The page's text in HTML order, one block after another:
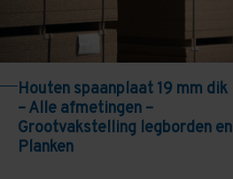
Houten spaanplaat 19 mm dik
– Alle afmetingen –
Grootvakstelling legborden en
Planken